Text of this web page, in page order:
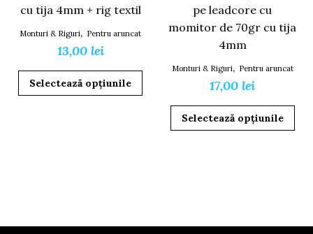
cu tija 4mm + rig textil
Monturi & Riguri, Pentru aruncat
13,00 lei
Selectează opțiunile
Acest
alese
pe leadcore cu
momitor de 70gr cu tija
4mm
Monturi & Riguri, Pentru aruncat
17,00lei
Selectează opțiunile
pot